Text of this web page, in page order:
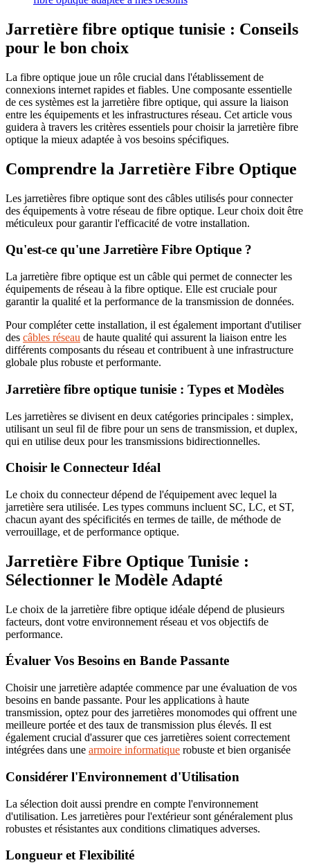
Jarretière fibre optique tunisie : Conseils
pour le bon choix
La fibre optique joue un rôle crucial dans l'établissement de
connexions internet rapides et fiables. Une composante essentielle
de ces systèmes est la jarretière fibre optique, qui assure la liaison
entre les équipements et les infrastructures réseau. Cet article vous
guidera à travers les critères essentiels pour choisir la jarretière fibre
optique la mieux adaptée à vos besoins spécifiques.
Comprendre la Jarretière Fibre Optique
Les jarretières fibre optique sont des câbles utilisés pour connecter
des équipements à votre réseau de fibre optique. Leur choix doit être
méticuleux pour garantir l'efficacité de votre installation.
Qu'est-ce qu'une Jarretière Fibre Optique ?
La jarretière fibre optique est un câble qui permet de connecter les
équipements de réseau à la fibre optique. Elle est cruciale pour
garantir la qualité et la performance de la transmission de données.
Pour compléter cette installation, il est également important d'utiliser
des câbles réseau de haute qualité qui assurent la liaison entre les
différents composants du réseau et contribuent à une infrastructure
globale plus robuste et performante.
Jarretière fibre optique tunisie : Types et Modèles
Les jarretières se divisent en deux catégories principales : simplex,
utilisant un seul fil de fibre pour un sens de transmission, et duplex,
qui en utilise deux pour les transmissions bidirectionnelles.
Choisir le Connecteur Idéal
Le choix du connecteur dépend de l'équipement avec lequel la
jarretière sera utilisée. Les types communs incluent SC, LC, et ST,
chacun ayant des spécificités en termes de taille, de méthode de
verrouillage, et de performance optique.
Jarretière Fibre Optique Tunisie :
Sélectionner le Modèle Adapté
Le choix de la jarretière fibre optique idéale dépend de plusieurs
facteurs, dont votre environnement réseau et vos objectifs de
performance.
Évaluer Vos Besoins en Bande Passante
Choisir une jarretière adaptée commence par une évaluation de vos
besoins en bande passante. Pour les applications à haute
transmission, optez pour des jarretières monomodes qui offrent une
meilleure portée et des taux de transmission plus élevés. Il est
également crucial d'assurer que ces jarretières soient correctement
intégrées dans une armoire informatique robuste et bien organisée
Considérer l'Environnement d'Utilisation
La sélection doit aussi prendre en compte l'environnement
d'utilisation. Les jarretières pour l'extérieur sont généralement plus
robustes et résistantes aux conditions climatiques adverses.
Longueur et Flexibilité